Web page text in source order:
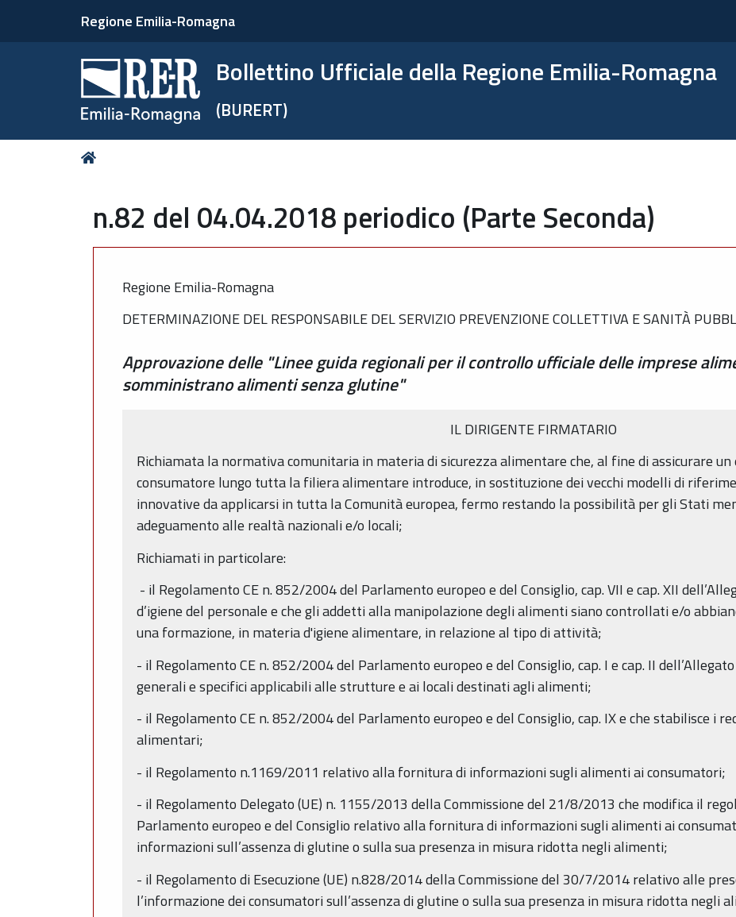
Regione Emilia-Romagna
Bollettino Ufficiale della Regione Emilia-Romagna
(BURERT)
Tu
n.82 del 04.04.2018 periodico (Parte Seconda)
Regione Emilia-Romagna
DETERMINAZIONE DEL RESPONSABILE DEL SERVIZIO PREVENZIONE COLLETTIVA E SANITÀ
Approvazione delle "Linee guida regionali per il controllo ufficiale delle imprese
somministrano alimenti senza glutine"
IL DIRIGENTE FIRMATARIO
Richiamata la normativa comunitaria in materia di sicurezza alimentare che, al fine di assicurare
consumatore lungo tutta la filiera alimentare introduce, in sostituzione dei vecchi modelli di
innovative da applicarsi in tutta la Comunità europea, fermo restando la possibilità per gli Stati
adeguamento alle realtà nazionali e/o locali;
Richiamati in particolare:
- il Regolamento CE n. 852/2004 del Parlamento europeo e del Consiglio, cap. VII e cap. XII
d’igiene del personale e che gli addetti alla manipolazione degli alimenti siano controllati e/o
una formazione, in materia d'igiene alimentare, in relazione al tipo di attività;
- il Regolamento CE n. 852/2004 del Parlamento europeo e del Consiglio, cap. I e cap. II
generali e specifici applicabili alle strutture e ai locali destinati agli alimenti;
- il Regolamento CE n. 852/2004 del Parlamento europeo e del Consiglio, cap. IX e che stabilisce i
alimentari;
- il Regolamento n.1169/2011 relativo alla fornitura di informazioni sugli alimenti ai consumatori;
- il Regolamento Delegato (UE) n. 1155/2013 della Commissione del 21/8/2013 che modifica il
Parlamento europeo e del Consiglio relativo alla fornitura di informazioni sugli alimenti ai
informazioni sull’assenza di glutine o sulla sua presenza in misura ridotta negli alimenti;
- il Regolamento di Esecuzione (UE) n.828/2014 della Commissione del 30/7/2014 relativo alle
l’informazione dei consumatori sull’assenza di glutine o sulla sua presenza in misura ridotta negli